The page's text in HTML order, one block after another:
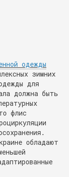
одежды
зимних
для
должна быть
флис
обладают